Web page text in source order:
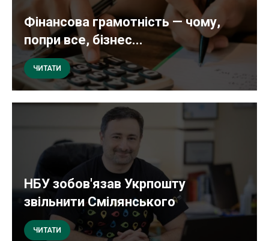
Фінансова грамотність — чому,
попри все, бізнес...
ЧИТАТИ
НБУ зобов'язав Укрпошту
звільнити Смілянського
ЧИТАТИ